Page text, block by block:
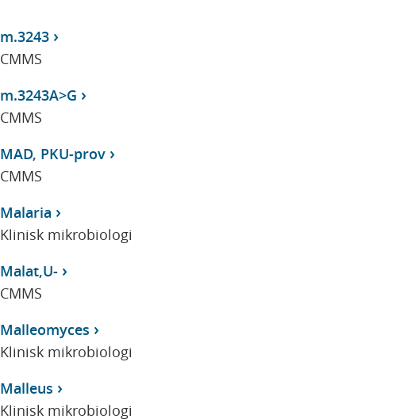
m.3243
CMMS
m.3243A>G
CMMS
MAD, PKU-prov
CMMS
Malaria
Klinisk mikrobiologi
Malat,U-
CMMS
Malleomyces
Klinisk mikrobiologi
Malleus
Klinisk mikrobiologi